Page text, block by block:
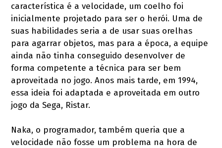
característica é a velocidade, um coelho foi
inicialmente projetado para ser o herói. Uma de
suas habilidades seria a de usar suas orelhas
para agarrar objetos, mas para a época, a equipe
ainda não tinha conseguido desenvolver de
forma competente a técnica para ser bem
aproveitada no jogo. Anos mais tarde, em 1994,
essa ideia foi adaptada e aproveitada em outro
jogo da Sega, Ristar.
Naka, o programador, também queria que a
velocidade não fosse um problema na hora de